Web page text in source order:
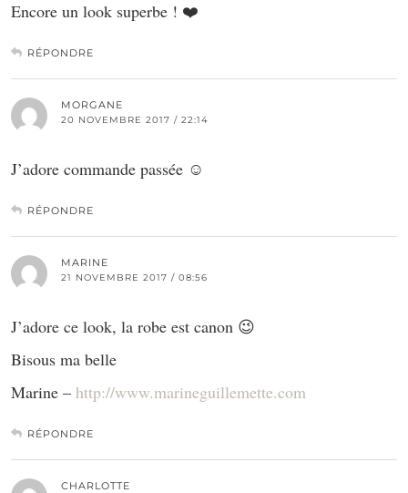
Encore un look superbe ! ❤️
RÉPONDRE
MORGANE
20 NOVEMBRE 2017 / 22:14
J’adore commande passée ☺
RÉPONDRE
MARINE
21 NOVEMBRE 2017 / 08:56
J’adore ce look, la robe est canon 😉
Bisous ma belle
Marine – http://www.marineguillemette.com
RÉPONDRE
CHARLOTTE